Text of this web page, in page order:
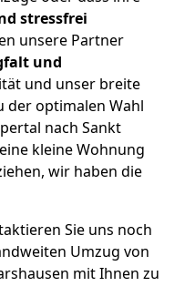
stressfrei
unsere Partner
und
und unser breite
der optimalen Wahl
nach Sankt
kleine Wohnung
wir haben die
Sie uns noch
Umzug von
mit Ihnen zu